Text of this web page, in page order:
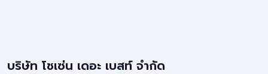
บริษัท โชเซ่น เดอะ เบสท์ จำกัด